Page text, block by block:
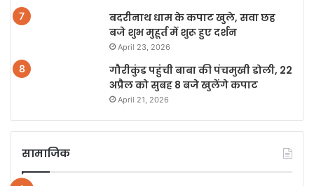
बदरीनाथ धाम के कपाट खुले, सवा छह
बजे शुभ मुहूर्त में शुरू हुए दर्शन
April 23, 2026
गौरीकुंड पहुंची बाबा की पंचमुखी डोली, 22
अप्रैल को सुबह 8 बजे खुलेंगे कपाट
April 21, 2026
सामाजिक